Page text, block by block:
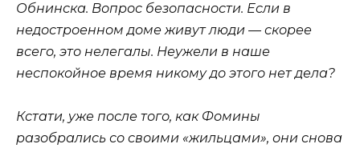
Обнинска. Вопрос безопасности. Если в
недостроенном доме живут люди — скорее
всего, это нелегалы. Неужели в наше
неспокойное время никому до этого нет дела?
Кстати, уже после того, как Фомины
разобрались со своими «жильцами», они снова